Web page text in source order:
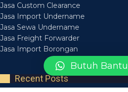
Jasa Custom Clearance
Jasa Import Undername
Jasa Sewa Undername
Jasa Freight Forwarder
Jasa Import Borongan
Recent Posts
Butuh